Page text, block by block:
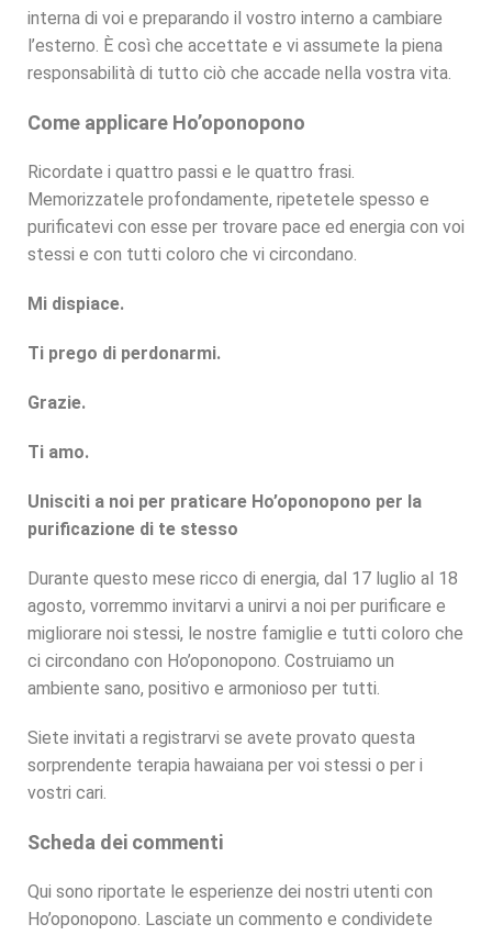
interna di voi e preparando il vostro interno a cambiare
l’esterno. È così che accettate e vi assumete la piena
responsabilità di tutto ciò che accade nella vostra vita.
Come applicare Ho’oponopono
Ricordate i quattro passi e le quattro frasi.
Memorizzatele profondamente, ripetetele spesso e
purificatevi con esse per trovare pace ed energia con voi
stessi e con tutti coloro che vi circondano.
Mi dispiace.
Ti prego di perdonarmi.
Grazie.
Ti amo.
Unisciti a noi per praticare Ho’oponopono per la
purificazione di te stesso
Durante questo mese ricco di energia, dal 17 luglio al 18
agosto, vorremmo invitarvi a unirvi a noi per purificare e
migliorare noi stessi, le nostre famiglie e tutti coloro che
ci circondano con Ho’oponopono. Costruiamo un
ambiente sano, positivo e armonioso per tutti.
Siete invitati a registrarvi se avete provato questa
sorprendente terapia hawaiana per voi stessi o per i
vostri cari.
Scheda dei commenti
Qui sono riportate le esperienze dei nostri utenti con
Ho’oponopono. Lasciate un commento e condividete